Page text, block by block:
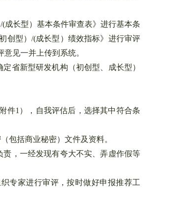
长型）基本条件审查表》进行基本条
创型）/(成长型）绩效指标》进行审评
见一并上传到系统。
省新型研发机构（初创型、成长型）
1），自我评估后，选择其中符合条
包括商业秘密）文件及资料。
，一经发现有夸大不实、弄虚作假等
专家进行审评，按时做好申报推荐工